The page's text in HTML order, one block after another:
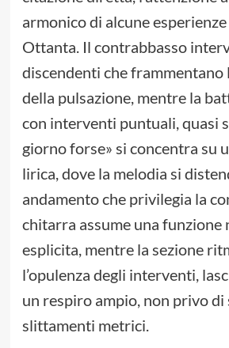
armonico di alcune
Ottanta. Il contrabbasso
discendenti che frammentano
della pulsazione, mentre la
con interventi puntuali, quasi
giorno forse» si concentra su
lirica, dove la melodia si
andamento che privilegia la
chitarra assume una funzione
esplicita, mentre la sezione
l’opulenza degli interventi,
un respiro ampio, non privo
slittamenti metrici.